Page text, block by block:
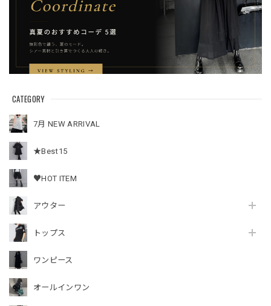
CATEGORY
7月 NEW ARRIVAL
★Best15
♥HOT ITEM
アウター
トップス
ワンピース
オールインワン